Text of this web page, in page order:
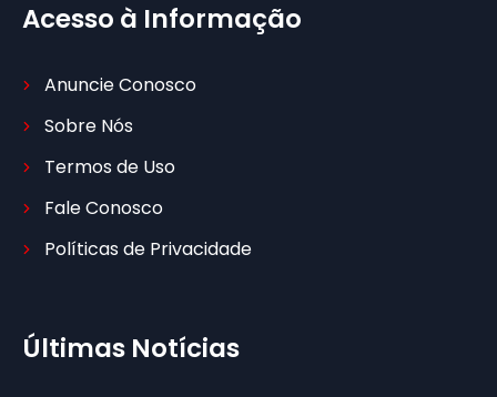
Acesso à Informação
Anuncie Conosco
Sobre Nós
Termos de Uso
Fale Conosco
Políticas de Privacidade
Últimas Notícias